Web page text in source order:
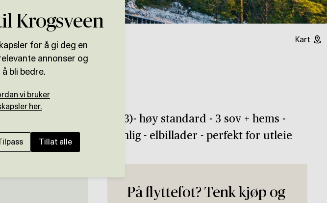
Kart
SKRIM SYD
Rålekker Tindehytte (2023)- høy standard - 3 sov + hems -
utsikt - barnevennlig - elbillader - perfekt for utleie
På flyttefot? Tenk kjøp og
Krogsveen
for å gi deg en
annonser og
bli bedre.
vi bruker
her.
Tillat alle